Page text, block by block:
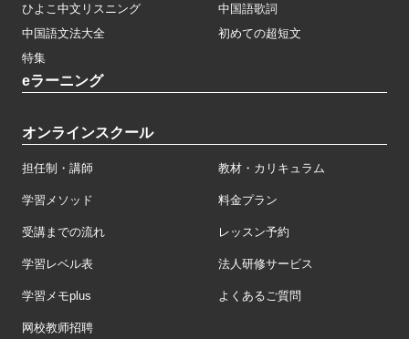
ひよこ中文リスニング
中国語歌詞
中国語文法大全
初めての超短文
特集
eラーニング
オンラインスクール
担任制・講師 教材・カリキュラム
学習メソッド 料金プラン
受講までの流れ レッスン予約
学習レベル表 法人研修サービス
学習メモplus よくあるご質問
网校教师招聘